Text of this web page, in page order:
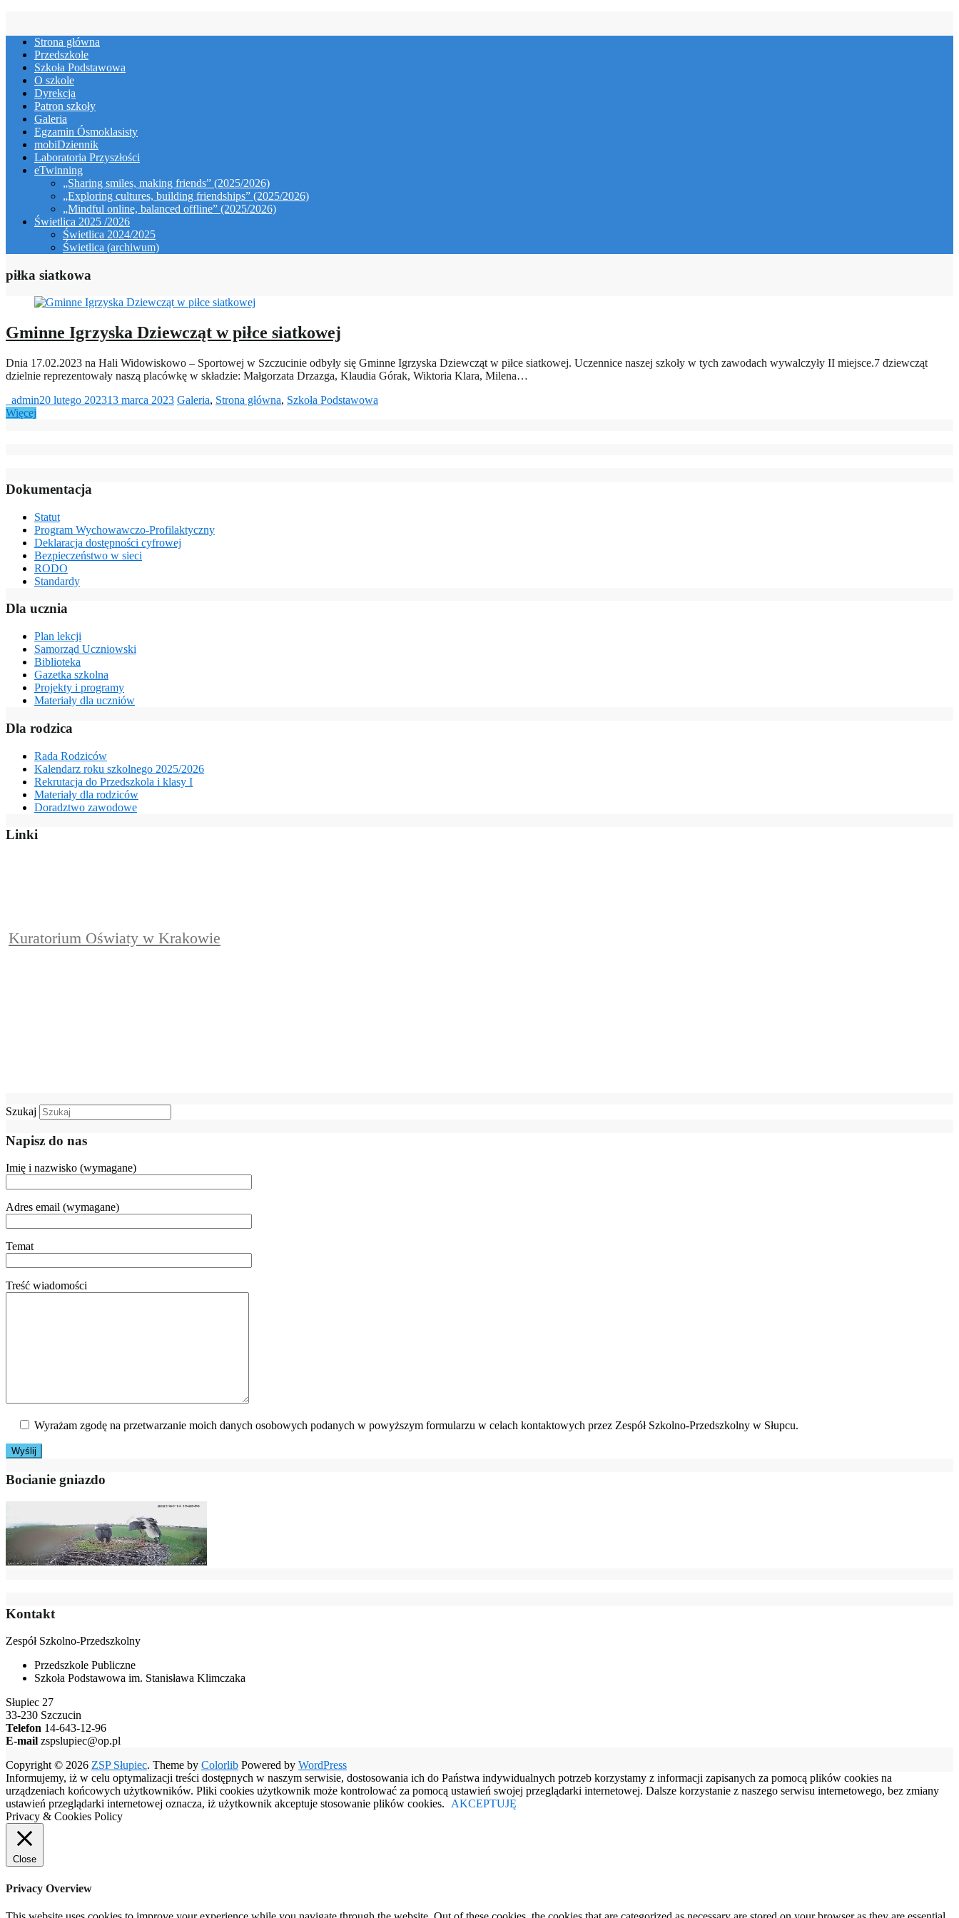
contentStrona główna
Przedszkole
Szkoła Podstawowa
O szkole
Dyrekcja
Patron szkoły
Galeria
Egzamin Ósmoklasisty
mobiDziennik
Laboratoria Przyszłości
eTwinning
„Sharing smiles, making friends” (2025/2026)
„Exploring cultures, building friendships” (2025/2026)
„Mindful online, balanced offline” (2025/2026)
Świetlica 2025 /2026
Świetlica 2024/2025
Świetlica (archiwum)
piłka siatkowa
Gminne Igrzyska Dziewcząt w piłce siatkowej
Dnia 17.02.2023 na Hali Widowiskowo – Sportowej w Szczucinie odbyły się Gminne Igrzyska Dziewcząt w piłce siatkowej. Uczennice naszej szkoły w tych zawodach wywalczyły II miejsce.7 dziewcząt
dzielnie reprezentowały naszą placówkę w składzie: Małgorzata Drzazga, Klaudia Górak, Wiktoria Klara, Milena…
_admin20 lutego 202313 marca 2023 Galeria, Strona główna, Szkoła Podstawowa
Więcej
Dokumentacja
Statut
Program Wychowawczo-Profilaktyczny
Deklaracja dostępności cyfrowej
Bezpieczeństwo w sieci
RODO
Standardy
Dla ucznia
Plan lekcji
Samorząd Uczniowski
Biblioteka
Gazetka szkolna
Projekty i programy
Materiały dla uczniów
Dla rodzica
Rada Rodziców
Kalendarz roku szkolnego 2025/2026
Rekrutacja do Przedszkola i klasy I
Materiały dla rodziców
Doradztwo zawodowe
Linki
Kuratorium Oświaty w Krakowie
Szukaj
Napisz do nas
Imię i nazwisko (wymagane)
Adres email (wymagane)
Temat
Treść wiadomości
Wyrażam zgodę na przetwarzanie moich danych osobowych podanych w powyższym formularzu w celach kontaktowych przez Zespół Szkolno-Przedszkolny w Słupcu.
Bocianie gniazdo
Kontakt
Zespół Szkolno-Przedszkolny
Przedszkole Publiczne
Szkoła Podstawowa im. Stanisława Klimczaka
Słupiec 27
33-230 Szczucin
Telefon 14-643-12-96
E-mail zspslupiec@op.pl
Copyright © 2026 ZSP Słupiec. Theme by Colorlib Powered by WordPress
Informujemy, iż w celu optymalizacji treści dostępnych w naszym serwisie, dostosowania ich do Państwa indywidualnych potrzeb korzystamy z informacji zapisanych za pomocą plików cookies na
urządzeniach końcowych użytkowników. Pliki cookies użytkownik może kontrolować za pomocą ustawień swojej przeglądarki internetowej. Dalsze korzystanie z naszego serwisu internetowego, bez zmiany
ustawień przeglądarki internetowej oznacza, iż użytkownik akceptuje stosowanie plików cookies.
AKCEPTUJĘ
Privacy & Cookies Policy
Close
Privacy Overview